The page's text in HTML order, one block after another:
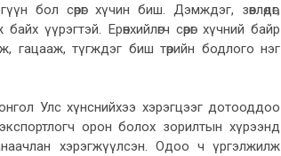
бол сөрөг хүчин биш. Дэмждэг, зөвлөдөг,
үүрэгтэй. Ерөнхийлөгч сөрөг хүчний байр
гацааж, түгждэг биш төрийн бодлого нэг
Улс хүнснийхээ хэрэгцээг дотооддоо
орон болох зорилтын хүрээнд
хэрэгжүүлсэн. Одоо ч үргэлжилж